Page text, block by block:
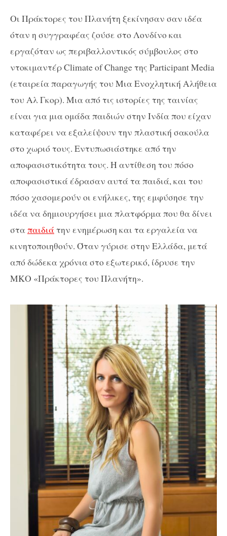
Οι Πράκτορες του Πλανήτη ξεκίνησαν σαν ιδέα
όταν η συγγραφέας ζούσε στο Λονδίνο και
εργαζόταν ως περιβαλλοντικός σύμβουλος στο
ντοκιμαντέρ Climate of Change της Participant Media
(εταιρεία παραγωγής του Μια Ενοχλητική Αλήθεια
του Αλ Γκορ). Μια από τις ιστορίες της ταινίας
είναι για μια ομάδα παιδιών στην Ινδία που είχαν
καταφέρει να εξαλείψουν την πλαστική σακούλα
στο χωριό τους. Εντυπωσιάστηκε από την
αποφασιστικότητα τους. Η αντίθεση του πόσο
αποφασιστικά έδρασαν αυτά τα παιδιά, και του
πόσο χασομερούν οι ενήλικες, της εμφύσησε την
ιδέα να δημιουργήσει μια πλατφόρμα που θα δίνει
σταπαιδιάτην ενημέρωση και τα εργαλεία να
κινητοποιηθούν. Όταν γύρισε στην Ελλάδα, μετά
από δώδεκα χρόνια στο εξωτερικό, ίδρυσε την
ΜΚΟ «Πράκτορες του Πλανήτη».